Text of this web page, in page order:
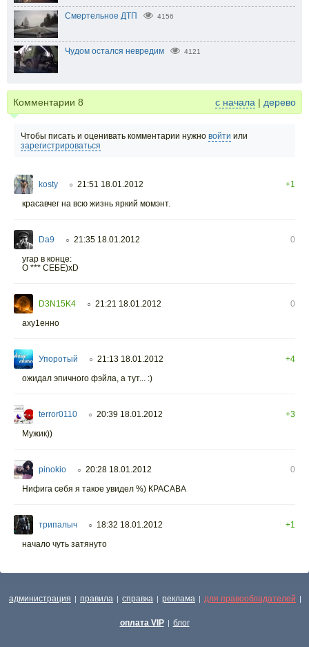
Смертельное ДТП 4156
Чудом остался невредим 4121
Комментарии 8 с начала | дерево
Чтобы писать и оценивать комментарии нужно войти или
зарегистрироваться
kosty ○ 21:51 18.01.2012
+1
красавчег на всю жизнь яркий момэнт.
Da9 ○ 21:35 18.01.2012
0
угар в конце:
О *** СЕБЕ)xD
D3N15K4 ○ 21:21 18.01.2012
0
аху1енно
Упоротый ○ 21:13 18.01.2012
+4
ожидал эпичного фэйла, а тут... :)
terror0110 ○ 20:39 18.01.2012
+3
Мужик))
pinokio ○ 20:28 18.01.2012
0
Нифига себя я такое увидел %) КРАСАВА
трипалыч ○ 18:32 18.01.2012
+1
начало чуть затянуто
администрация | правила | справка | реклама | для правообладателей |
оплата VIP | блог